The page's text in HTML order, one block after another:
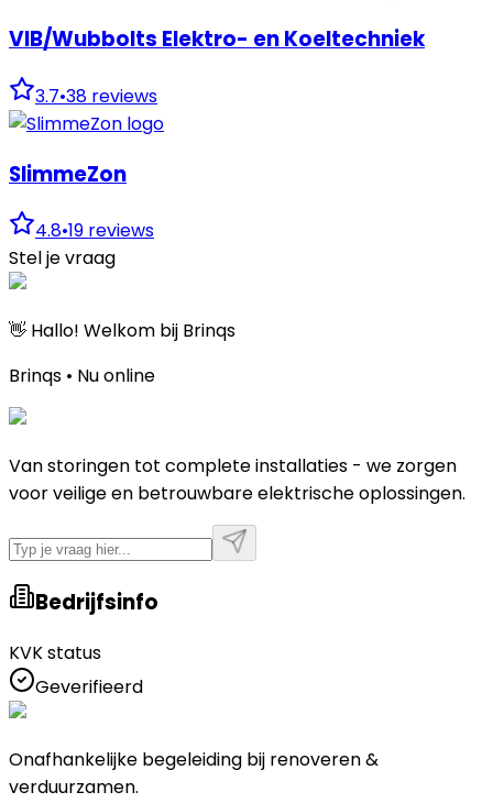
VIB/Wubbolts Elektro- en Koeltechniek
3.7•38 reviews
SlimmeZon
4.8•19 reviews
Stel je vraag
👋 Hallo! Welkom bij Brinqs
Brinqs • Nu online
Van storingen tot complete installaties - we zorgen
voor veilige en betrouwbare elektrische oplossingen.
Bedrijfsinfo
KVK status
Geverifieerd
Onafhankelijke begeleiding bij renoveren &
verduurzamen.